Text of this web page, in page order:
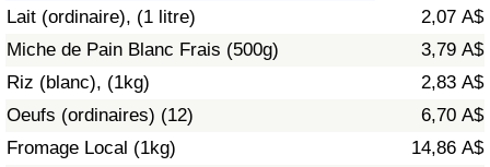
Lait (ordinaire), (1 litre)
2,07 A$
Miche de Pain Blanc Frais (500g)
3,79 A$
Riz (blanc), (1kg)
2,83 A$
Oeufs (ordinaires) (12)
6,70 A$
Fromage Local (1kg)
14,86 A$
Soins de santé
Indice des soins de santé (Actuel)
Indice des soins de santé